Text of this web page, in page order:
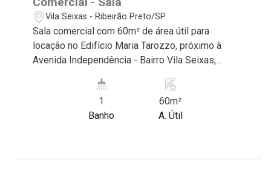
Vila Seixas - Ribeirão Preto/SP
Sala comercial com 60m² de área útil para
locação no Edifício Maria Tarozzo, próximo à
Avenida Independência - Bairro Vila Seixas,
deste imóvel que a Martinelli Imobiliária
selecionou para você: - 60m² de área útil - Sala
1
Banho
60m²
A. Útil